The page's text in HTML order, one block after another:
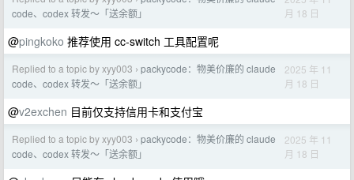
code、codex 转发～「送余额」
月 18 日
@pingkoko 推荐使用 cc-switch 工具配置呢
Replied to a topic by xyy003 › packycode：物美价廉的 claude
code、codex 转发～「送余额」
2025 年 11
月 18 日
@v2exchen 目前仅支持信用卡和支付宝
Replied to a topic by xyy003 › packycode：物美价廉的 claude
code、codex 转发～「送余额」
2025 年 11
月 18 日